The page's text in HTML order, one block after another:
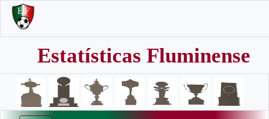
Estatísticas Fluminense